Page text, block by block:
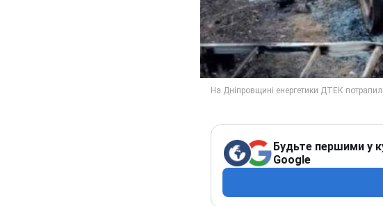
Будьте першими у
Google